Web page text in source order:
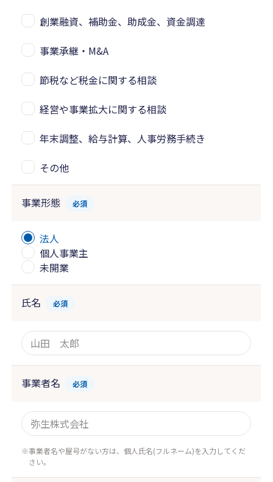
創業融資、補助金、助成金、資金調達
事業承継・M&A
節税など税金に関する相談
経営や事業拡大に関する相談
年末調整、給与計算、人事労務手続き
その他
事業形態 必須
法人
個人事業主
未開業
氏名 必須
事業者名 必須
事業者名や屋号がない方は、個人氏名(フルネーム)を入力してくだ
さい。